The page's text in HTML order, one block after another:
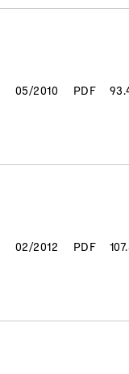
05/2010 PDF
02/2012 PDF